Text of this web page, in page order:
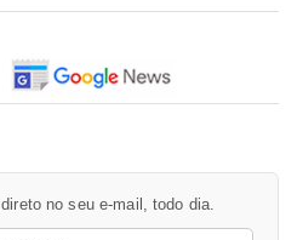
direto no seu e-mail, todo dia.